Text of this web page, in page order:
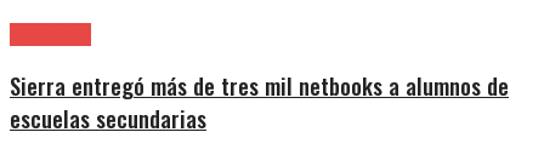
Sierra entregó más de tres mil netbooks a alumnos de
escuelas secundarias